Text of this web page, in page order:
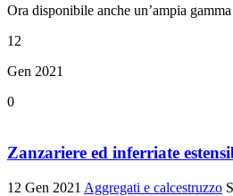
Ora disponibile anche un’ampia
12
Gen 2021
0
Zanzariere ed inferriate
12 Gen 2021 Aggregati e calcestruzzo